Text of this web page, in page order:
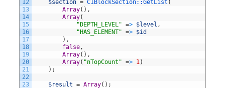
12
13
14
15
16
17
18
19
20
21
22
23
$section = CIBlockSection::GetList (
Array( ) ,
Array(
"DEPTH_LEVEL" => $level ,
"HAS_ELEMENT" => $id
) ,
false,
Array( ) ,
Array( "nTopCount" => 1)
) ;
$result = Array( ) ;